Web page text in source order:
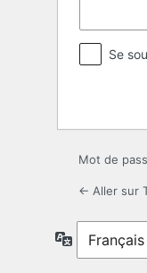
Se
Mot de
← Aller sur
Langue